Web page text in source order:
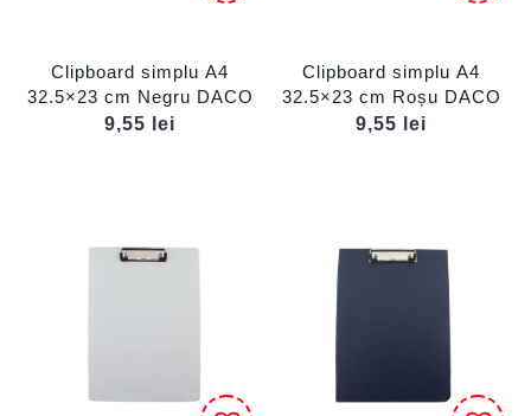
Clipboard simplu A4
32.5×23 cm Negru DACO
9,55
lei
Clipboard simplu A4
32.5×23 cm Roșu DACO
9,55
lei